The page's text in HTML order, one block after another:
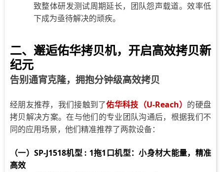
致整体研发测试周期延长，团队怨声载道。效率低
下成为亟待解决的顽疾。
二、邂逅佑华拷贝机，开启高效拷贝新
纪元
告别通宵克隆，拥抱分钟级高效拷贝
经朋友推荐，我们接触到了佑华科技（U-Reach） 的硬盘
拷贝解决方案。在与他们的专业团队沟通后，根据我们不
同的应用场景，他们精准推荐了两款设备：
（一）SP-J1518机型 : 1拖1口机型：小身材大能量，精准
高效